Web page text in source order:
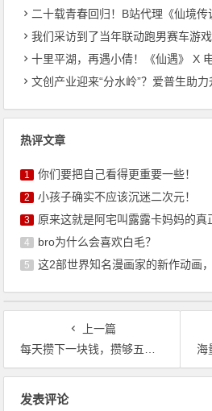
二十载青春回归！B站代理《仙境传说3》7月
我们采访到了当年联动跑男赛车游
十里平湖，再遇小倩！《仙遇》 X 电
文创产业迎来“分水岭”？爱普生助
热评文章
1 你们要把自己看得更重要一些！
2 小孩子确实不应该沉迷二次元！
3 原来这就是阿宅叫露露卡妈妈的真
4 bro为什么会喜欢白毛？
5 这2部世界知名漫画家的新作动画
上一篇
每天攒下一块钱，攒够五天买《知音漫客》，“我的青春结束了”
海量
发表评论